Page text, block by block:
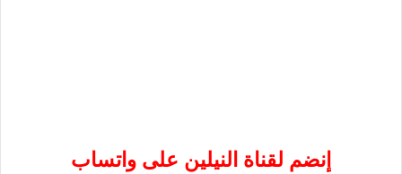
إنضم لقناة النيلين على واتساب